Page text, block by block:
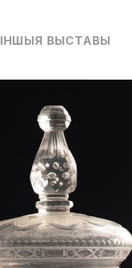
ІНШЫЯ ВЫСТАВЫ